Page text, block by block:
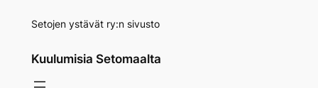
Setojen ystävät ry:n sivusto
Kuulumisia Setomaalta